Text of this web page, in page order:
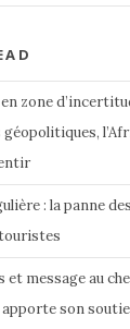
zone
: la panne
message au
son